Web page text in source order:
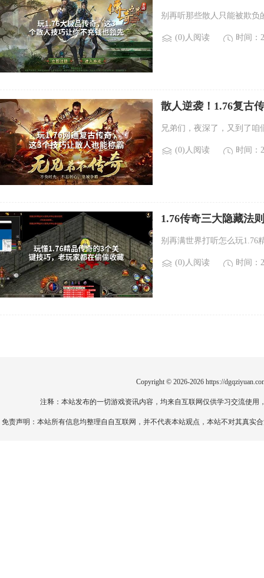
别再听那些散人只能被欺负
(0)人阅读 时间：
散人逆袭！1.76复古
兄弟们，夜深了，又到了
(0)人阅读 时间：
1.76传奇三大隐藏法
别再满世界打听怎么玩1.76
(0)人阅读 时间：
Copyright © 2026-2026 https://
注释：本站发布的一切游戏资讯内容，均来自互联网仅供学习交流使
免责声明：本站所有信息均整理自自互联网，并不代表本站观点，本站不对其真实